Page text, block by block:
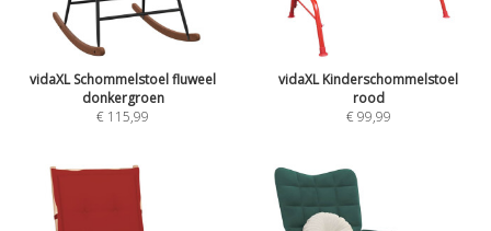
vidaXL Schommelstoel fluweel
donkergroen
€ 115,99
vidaXL Kinderschommelstoel
rood
€99,99